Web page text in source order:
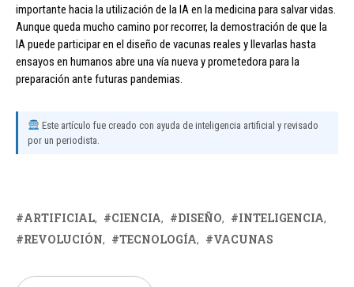
importante hacia la utilización de la IA en la medicina para salvar vidas.
Aunque queda mucho camino por recorrer, la demostración de que la
IA puede participar en el diseño de vacunas reales y llevarlas hasta
ensayos en humanos abre una vía nueva y prometedora para la
preparación ante futuras pandemias.
Este artículo fue creado con ayuda de inteligencia artificial y revisado
por un periodista.
ARTIFICIAL CIENCIA DISEÑO
INTELIGENCIA
REVOLUCIÓN
TECNOLOGÍA VACUNAS